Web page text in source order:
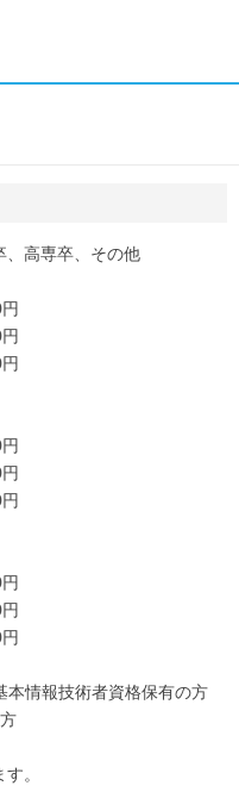
、高専卒、その他
情報技術者資格保有の方
。